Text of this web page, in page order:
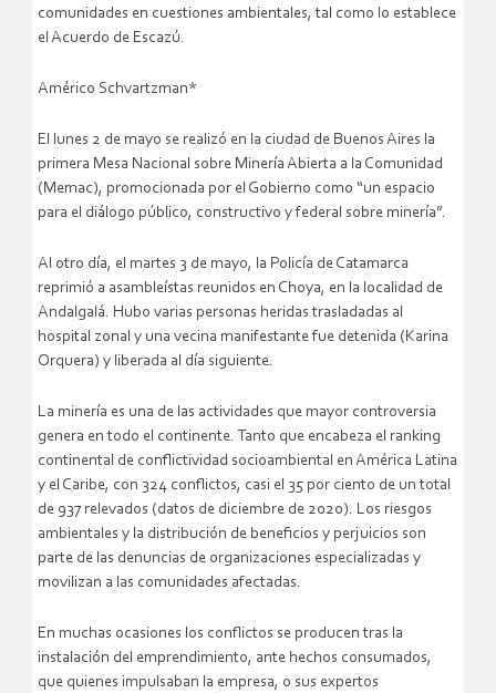
comunidades en cuestiones ambientales, tal como lo establece
el Acuerdo de Escazú.
Américo Schvartzman*
El lunes 2 de mayo se realizó en la ciudad de Buenos Aires la
primera Mesa Nacional sobre Minería Abierta a la Comunidad
(Memac), promocionada por el Gobierno como “un espacio
para el diálogo público, constructivo y federal sobre minería”.
Al otro día, el martes 3 de mayo, la Policía de Catamarca
reprimió a asambleístas reunidos en Choya, en la localidad de
Andalgalá. Hubo varias personas heridas trasladadas al
hospital zonal y una vecina manifestante fue detenida (Karina
Orquera) y liberada al día siguiente.
La minería es una de las actividades que mayor controversia
genera en todo el continente. Tanto que encabeza el ranking
continental de conflictividad socioambiental en América Latina
y el Caribe, con 324 conflictos, casi el 35 por ciento de un total
de 937 relevados (datos de diciembre de 2020). Los riesgos
ambientales y la distribución de beneficios y perjuicios son
parte de las denuncias de organizaciones especializadas y
movilizan a las comunidades afectadas.
En muchas ocasiones los conflictos se producen tras la
instalación del emprendimiento, ante hechos consumados,
que quienes impulsaban la empresa, o sus expertos